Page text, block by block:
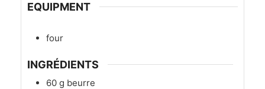
EQUIPMENT
four
INGRÉDIENTS
60 g beurre